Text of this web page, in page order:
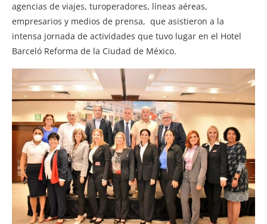
agencias de viajes, turoperadores, líneas aéreas,
empresarios y medios de prensa, que asistieron a la
intensa jornada de actividades que tuvo lugar en el Hotel
Barceló Reforma de la Ciudad de México.